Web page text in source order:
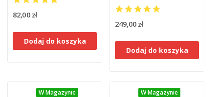
82,00 zł
Dodaj do koszyka
249,00 zł
Dodaj do koszyka
W Magazynie
W Magazynie